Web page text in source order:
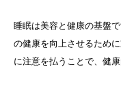
睡眠は美容と健康の基盤
の健康を向上させるため
に注意を払うことで、健